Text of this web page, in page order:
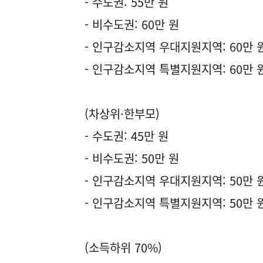
- 비수도권: 60만 원
- 인구감소지역 우대지원지역: 60만
- 인구감소지역 특별지원지역: 60만
(차상위·한부모)
- 수도권: 45만 원
- 비수도권: 50만 원
- 인구감소지역 우대지원지역: 50만
- 인구감소지역 특별지원지역: 50만
(소득하위 70%)